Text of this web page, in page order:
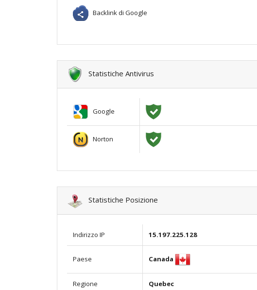
Backlink di Google
Statistiche Antivirus
Google
Norton
Statistiche Posizione
Indirizzo IP 15.197.225.128
Paese Canada
Regione Quebec